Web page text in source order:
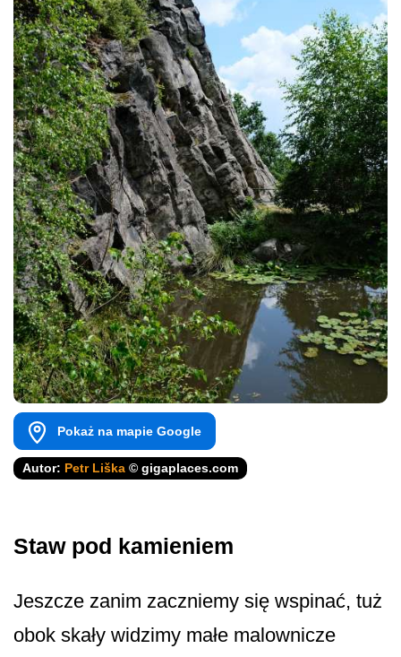
Pokaż na mapie Google
Autor: Petr Liška © gigaplaces.com
Staw pod kamieniem
Jeszcze zanim zaczniemy się wspinać, tuż
obok skały widzimy małe malownicze